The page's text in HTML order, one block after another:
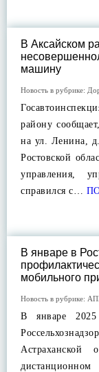
В Аксайском
машину
Новость в рубрике:
району
на ул. Ленина,
Ростовской
управления,
справился с…
В январе в
мобильного
Новость в рубрике:
В январе 2025